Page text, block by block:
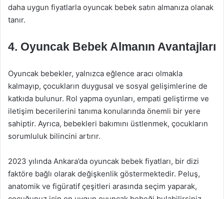
daha uygun fiyatlarla oyuncak bebek satın almanıza olanak
tanır.
4. Oyuncak Bebek Almanın Avantajları
Oyuncak bebekler, yalnızca eğlence aracı olmakla
kalmayıp, çocukların duygusal ve sosyal gelişimlerine de
katkıda bulunur. Rol yapma oyunları, empati geliştirme ve
iletişim becerilerini tanıma konularında önemli bir yere
sahiptir. Ayrıca, bebekleri bakımını üstlenmek, çocukların
sorumluluk bilincini artırır.
2023 yılında Ankara’da oyuncak bebek fiyatları, bir dizi
faktöre bağlı olarak değişkenlik göstermektedir. Peluş,
anatomik ve figüratif çeşitleri arasında seçim yaparak,